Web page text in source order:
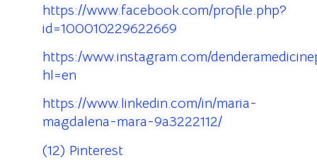
https://www.facebook.com/profile.php?
id=100010229622669
https:/www.instagram.com/
hl=en
https://www.linkedin.com/in/maria-
magdalena-mara-9a3222112/
(12) Pinterest